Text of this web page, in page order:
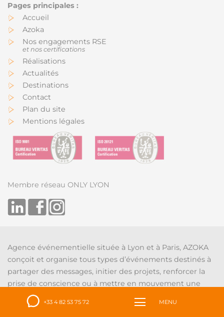
+33 4 82 53 75 72 MENU
Accueil
Azoka
Nos engagements RSE
et nos certifications
Réalisations
Actualités
Destinations
Contact
Plan du site
Mentions légales
Membre réseau ONLY LYON
Agence événementielle située à Lyon et à Paris, AZOKA
conçoit et organise tous types d’événements destinés à
partager des messages, initier des projets, renforcer la
prise de conscience ou à mettre en mouvement une
équipe, un projet.